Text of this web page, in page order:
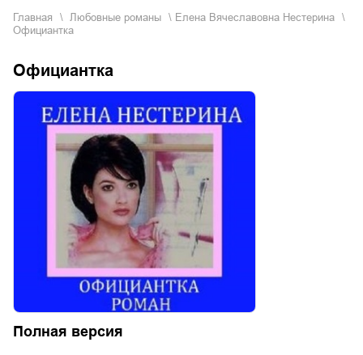
Главная любовные романы
Елена Вячеславовна Нестерина
Официантка
Официантка
Полная версия